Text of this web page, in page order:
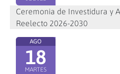
Ceremonia de Investidura y
Reelecto 2026-2030
AGO
18
MARTES